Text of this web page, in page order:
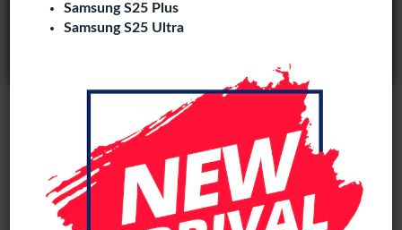
Samsung S25 Plus
Samsung S25 Ultra